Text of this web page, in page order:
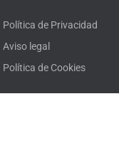
Política de Privacidad
Aviso legal
Política de Cookies